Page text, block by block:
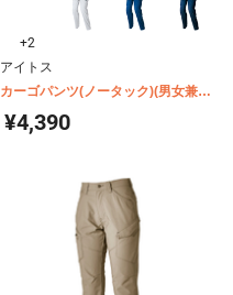
+2
アイトス
カーゴパンツ(ノータック)(男女兼用)
AZ-2551
¥4,390